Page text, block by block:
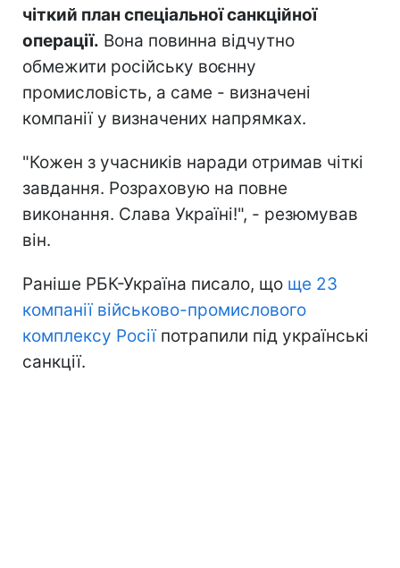
чіткий план спеціальної санкційної
операції. Вона повинна відчутно
обмежити російську воєнну
промисловість, а саме - визначені
компанії у визначених напрямках.
"Кожен з учасників наради отримав чіткі
завдання. Розраховую на повне
виконання. Слава Україні!", - резюмував
він.
Раніше РБК-Україна писало, що ще 23
компанії військово-промислового
комплексу Росіїпотрапили під українські
санкції.